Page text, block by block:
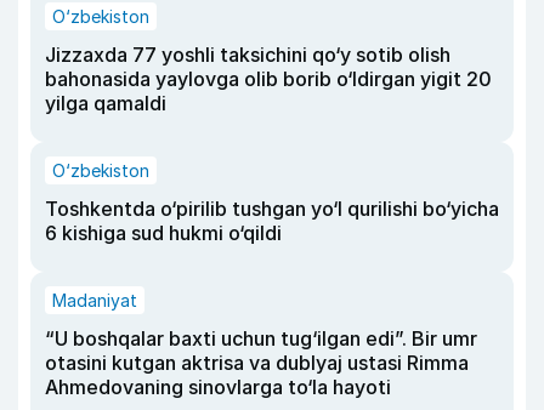
O‘zbekiston
Jizzaxda 77 yoshli taksichini qo‘y sotib olish
bahonasida yaylovga olib borib o‘ldirgan yigit 20
yilga qamaldi
O‘zbekiston
Toshkentda o‘pirilib tushgan yo‘l qurilishi bo‘yicha
6 kishiga sud hukmi o‘qildi
Madaniyat
“U boshqalar baxti uchun tug‘ilgan edi”. Bir umr
otasini kutgan aktrisa va dublyaj ustasi Rimma
Ahmedovaning sinovlarga to‘la hayoti